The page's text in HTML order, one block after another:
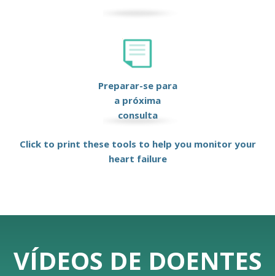
Preparar-se para
a próxima
consulta
Click to print these tools to help you monitor your
heart failure
VÍDEOS DE DOENTES